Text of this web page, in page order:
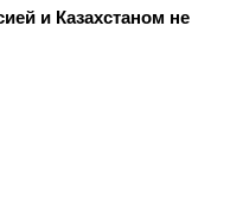
и Казахстаном не